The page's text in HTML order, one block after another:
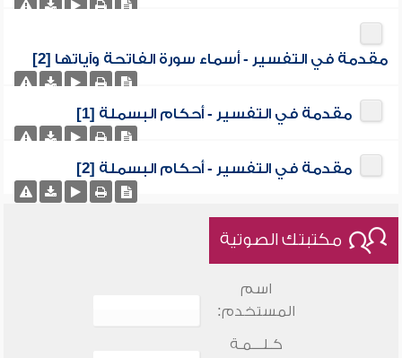
مقدمة في التفسير - أسماء سورة الفاتحة وآياتها [2]
مقدمة في التفسير - أحكام البسملة [1]
مقدمة في التفسير - أحكام البسملة [2]
مكتبتك الصوتية
اسم
المستخدم:
كـلـــمـة